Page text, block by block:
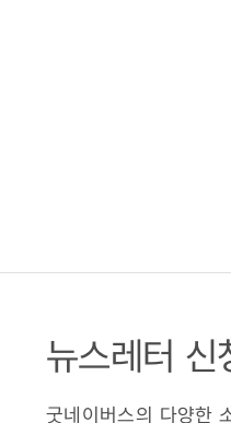
뉴스레터 신
굿네이버스의 다양한